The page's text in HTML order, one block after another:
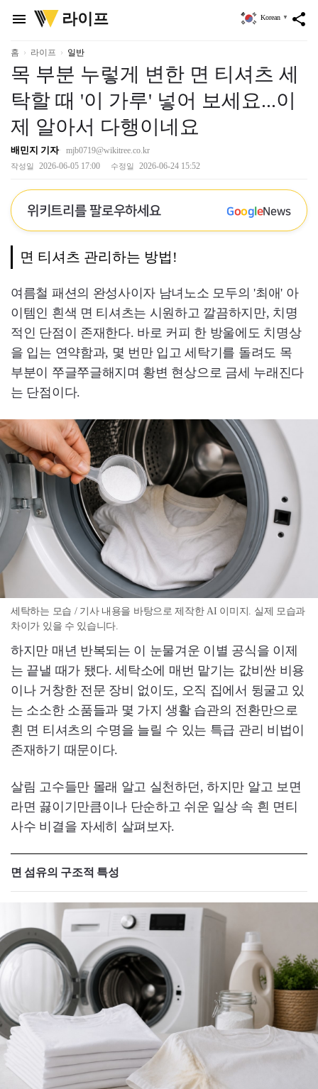
menu
위
키
리
라이프 share
Korean ▼
홈 라이프 일반
목 부분 누렇게 변한 면 티셔츠 세
탁할 때 '이 가루' 넣어 보세요...이
제 알아서 다행이네요
배민지 기자 mjb0719@wikitree.co.kr
작성일 2026-06-05 17:00 수정일 2026-06-24 15:52
위키트리를 팔로우하세요 GoogleNews
면 티셔츠 관리하는 방법!
여름철 패션의 완성사이자 남녀노소 모두의 '최애' 아
이템인 흰색 면 티셔츠는 시원하고 깔끔하지만, 치명
적인 단점이 존재한다. 바로 커피 한 방울에도 치명상
을 입는 연약함과, 몇 번만 입고 세탁기를 돌려도 목
부분이 쭈글쭈글해지며 황변 현상으로 금세 누래진다
는 단점이다.
세탁하는 모습 / 기사 내용을 바탕으로 제작한 AI 이미지. 실제 모습과
차이가 있을 수 있습니다.
하지만 매년 반복되는 이 눈물겨운 이별 공식을 이제
는 끝낼 때가 됐다. 세탁소에 매번 맡기는 값비싼 비용
이나 거창한 전문 장비 없이도, 오직 집에서 뒹굴고 있
는 소소한 소품들과 몇 가지 생활 습관의 전환만으로
흰 면 티셔츠의 수명을 늘릴 수 있는 특급 관리 비법이
존재하기 때문이다.
살림 고수들만 몰래 알고 실천하던, 하지만 알고 보면
라면 끓이기만큼이나 단순하고 쉬운 일상 속 흰 면티
사수 비결을 자세히 살펴보자.
면 섬유의 구조적 특성